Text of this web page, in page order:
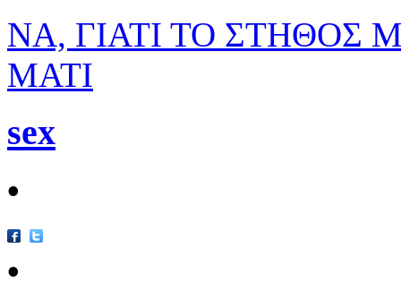
ΝΑ, ΓΙΑΤΙ ΤΟ ΣΤΗΘΟΣ
ΜΑΤΙ
sex
•
•